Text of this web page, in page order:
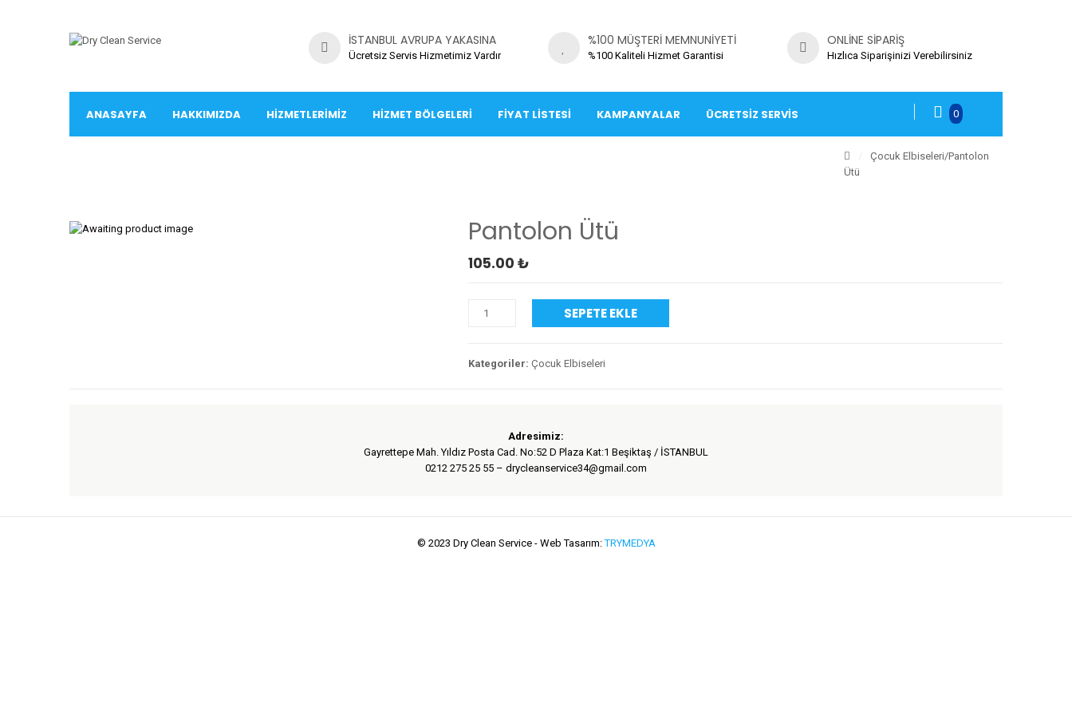
İSTANBUL AVRUPA YAKASINA
Ücretsiz Servis Hizmetimiz Vardır
%100 MÜŞTERI MEMNUNIYETI
%100 Kaliteli Hizmet Garantisi
ONLINE SIPARIŞ
Hızlıca Siparişinizi Verebilirsiniz
ANASAYFA HAKKIMIZDA HIZMETLERIMIZ HIZMET BÖLGELERI FIYAT LISTESI KAMPANYALAR ÜCRETSIZ SERVIS 0
Çocuk Elbiseleri/Pantolon
Ütü
Pantolon Ütü
105.00 ₺
SEPETE EKLE
Kategoriler: Çocuk Elbiseleri
Adresimiz:
Gayrettepe Mah. Yıldız Posta Cad. No:52 D Plaza Kat:1 Beşiktaş / İSTANBUL
0212 275 25 55 – drycleanservice34@gmail.com
© 2023 Dry Clean Service - Web Tasarım:TRYMEDYA